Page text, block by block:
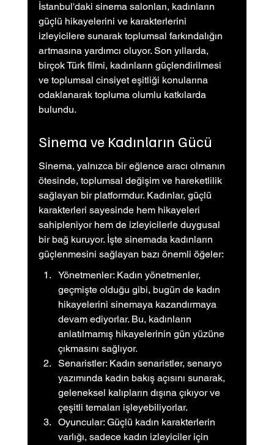
İstanbul'daki sinema salonları, kadınların
güçlü hikayelerini ve karakterlerini
izleyicilere sunarak toplumsal farkındalığın
artmasına yardımcı oluyor. Son yıllarda,
birçok Türk filmi, kadınların güçlendirilmesi
ve toplumsal cinsiyet eşitliği konularına
odaklanarak topluma olumlu katkılarda
bulundu.
Sinema ve Kadınların Gücü
Sinema, yalnızca bir eğlence aracı olmanın
ötesinde, toplumsal değişim ve hareketlilik
sağlayan bir platformdur. Kadınlar, güçlü
karakterleri sayesinde hem hikayeleri
sahipleniyor hem de izleyicilerle duygusal
bir bağ kuruyor. İşte sinemada kadınların
güçlenmesini sağlayan bazı önemli öğeler:
Yönetmenler: Kadın yönetmenler,
geçmişte olduğu gibi, bugün de kadın
hikayelerini sinemaya kazandırmaya
devam ediyorlar. Bu, kadınların
anlatılmamış hikayelerinin gün yüzüne
çıkmasını sağlıyor.
Senaristler: Kadın senaristler, senaryo
yazımında kadın bakış açısını sunarak,
geleneksel kalıpların dışına çıkıyor ve
çeşitli temaları işleyebiliyorlar.
Oyuncular: Güçlü kadın karakterlerin
varlığı, sadece kadın izleyiciler için